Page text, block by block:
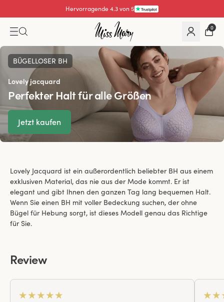
Hervorragende 4.3 von 5
0
BÜGELLOSER BH
Lovely jacquard
Perfekter Halt für alle Größen
Jetzt kaufen
Lovely Jacquard ist ein außerordentlich beliebter BH aus einem
exklusiven Material, das nie aus der Mode kommt. Er ist
elegant und gibt Ihnen den ganzen Tag lang bequemen Halt.
Wenn Sie einen BH mit voller Bedeckung suchen, der ohne
Bügel für Hebung sorgt, ist dieses Modell genau das Richtige
für Sie.
Review
★★★★★ ★★